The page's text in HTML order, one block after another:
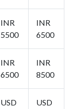
INR
5500
INR
6500
INR
6500
INR
8500
USD
USD